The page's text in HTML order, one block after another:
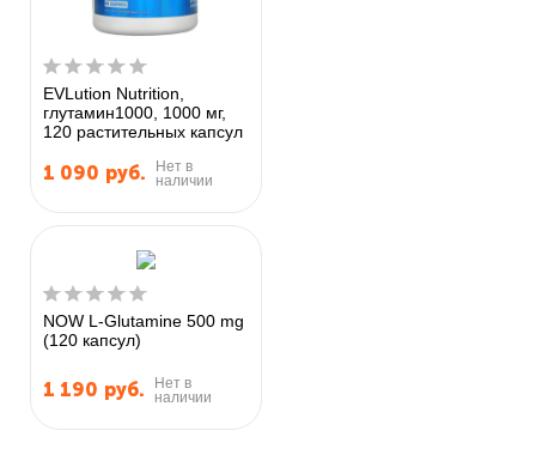
EVLution Nutrition,
глутамин1000, 1000 мг,
120 растительных капсул
1 090 руб.
Нет в
наличии
NOW L-Glutamine 500 mg
(120 капсул)
1 190 руб.
Нет в
наличии